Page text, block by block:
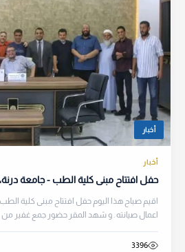
أخبار
أخبار
حفل افتتاح مبنى كلية الطب - جامعة
اقيم صباح هذا اليوم حفل افتتاح مبنى كلية الطب
اعمال صيانته . و شهد المقر حضور جمع غفير من
3396